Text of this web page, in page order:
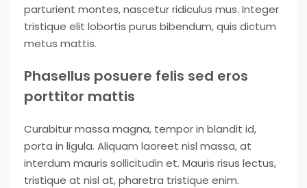
parturient montes, nascetur ridiculus mus. Integer
tristique elit lobortis purus bibendum, quis dictum
metus mattis.
Phasellus posuere felis sed eros
porttitor mattis
Curabitur massa magna, tempor in blandit id,
porta in ligula. Aliquam laoreet nisl massa, at
interdum mauris sollicitudin et. Mauris risus lectus,
tristique at nisl at, pharetra tristique enim.